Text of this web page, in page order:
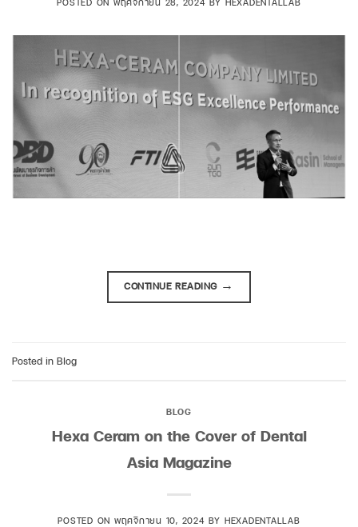
CONTINUE READING →
Posted in Blog
BLOG
Hexa Ceram on the Cover of Dental
Asia Magazine
POSTED ON พฤศจิกายน 10, 2024 BY HEXADENTALLAB